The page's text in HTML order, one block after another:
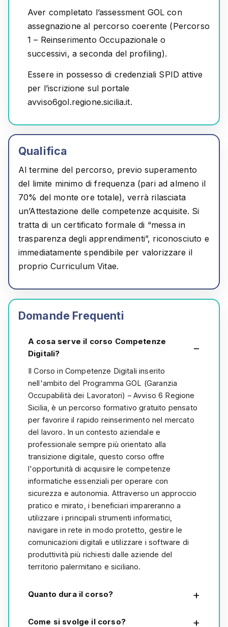
Aver completato l’assessment GOL con
assegnazione al percorso coerente (Percorso
1 – Reinserimento Occupazionale o
successivi, a seconda del profiling).
Essere in possesso di credenziali SPID attive
per l’iscrizione sul portale
avviso6gol.regione.sicilia.it.
Qualifica
Al termine del percorso, previo superamento
del limite minimo di frequenza (pari ad almeno il
70% del monte ore totale), verrà rilasciata
un’Attestazione delle competenze acquisite. Si
tratta di un certificato formale di “messa in
trasparenza degli apprendimenti”, riconosciuto e
immediatamente spendibile per valorizzare il
proprio Curriculum Vitae.
Domande Frequenti
A cosa serve il corso Competenze
Digitali?
Il Corso in Competenze Digitali inserito
nell'ambito del Programma GOL (Garanzia
Occupabilità dei Lavoratori) – Avviso 6 Regione
Sicilia, è un percorso formativo gratuito pensato
per favorire il rapido reinserimento nel mercato
del lavoro. In un contesto aziendale e
professionale sempre più orientato alla
transizione digitale, questo corso offre
l'opportunità di acquisire le competenze
informatiche essenziali per operare con
sicurezza e autonomia. Attraverso un approccio
pratico e mirato, i beneficiari impareranno a
utilizzare i principali strumenti informatici,
navigare in rete in modo protetto, gestire le
comunicazioni digitali e utilizzare i software di
produttività più richiesti dalle aziende del
territorio palermitano e siciliano.
Quanto dura il corso?
Come si svolge il corso?